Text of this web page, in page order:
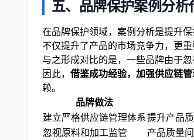
五、品牌保护案例分
在品牌保护领域，案例分析是提升
不仅提升了产品的市场竞争力，更
与之形成对比的是，一些品牌由于
因此， 借鉴成功经验，加强供应链
赖。
品牌做法
建立严格供应链管理体系提升产品
忽视原料和加工监管
产品质量